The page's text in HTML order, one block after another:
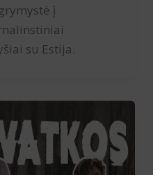
į
su Estija.